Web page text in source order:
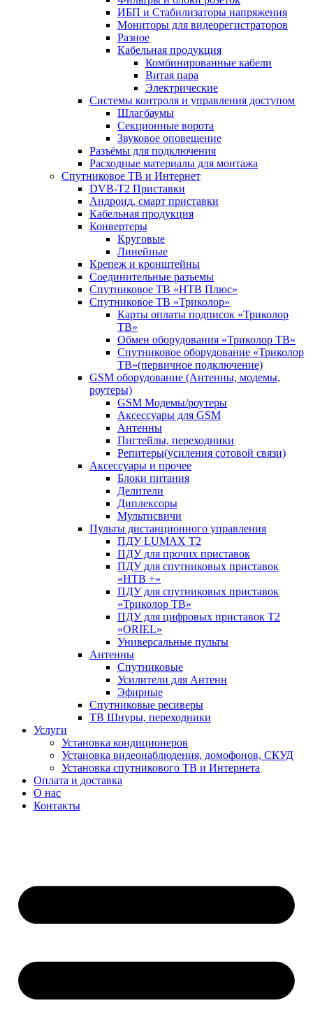
ИБП и Стабилизаторы напряжения
Мониторы для видеорегистраторов
Разное
Кабельная продукция
Комбинированные кабели
Витая пара
Электрические
Системы контроля и управления доступом
Шлагбаумы
Секционные ворота
Звуковое оповещение
Разъёмы для подключения
Расходные материалы для монтажа
Спутниковое ТВ и Интернет
DVB-Т2 Приставки
Андроид, смарт приставки
Кабельная продукция
Конвертеры
Круговые
Линейные
Крепеж и кронштейны
Соединительные разъемы
Спутниковое ТВ «НТВ Плюс»
Спутниковое ТВ «Триколор»
Карты оплаты подписок «Триколор
ТВ»
Обмен оборудования «Триколор ТВ»
Спутниковое оборудование «Триколор
ТВ»(первичное подключение)
GSM оборудование (Антенны, модемы,
роутеры)
GSM Модемы/роутеры
Аксессуары для GSM
Антенны
Пигтейлы, переходники
Репитеры(усиления сотовой связи)
Аксессуары и прочее
Блоки питания
Делители
Диплексоры
Мультисвичи
Пульты дистанционного управления
ПДУ LUMAX Т2
ПДУ для прочих приставок
ПДУ для спутниковых приставок
«НТВ +»
ПДУ для спутниковых приставок
«Триколор ТВ»
ПДУ для цифровых приставок Т2
«ORIEL»
Универсальные пульты
Антенны
Спутниковые
Усилители для Антенн
Эфирные
Спутниковые ресиверы
ТВ Шнуры, переходники
Услуги
Установка кондиционеров
Установка видеонаблюдения, домофонов, СКУД
Установка спутникового ТВ и Интернета
Оплата и доставка
О нас
Контакты